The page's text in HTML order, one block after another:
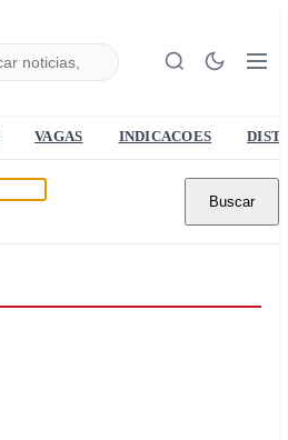
VAGAS INDICACOES
Buscar